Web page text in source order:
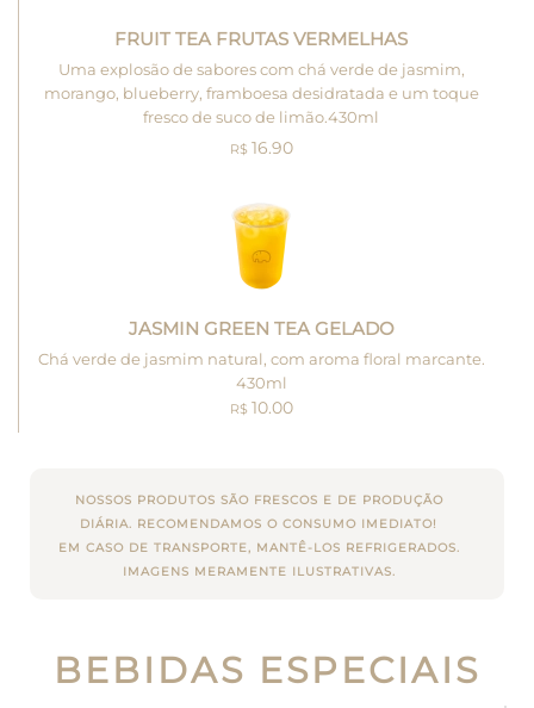
FRUIT TEA FRUTAS VERMELHAS
Uma explosão de sabores com chá verde de jasmim,
morango, blueberry, framboesa desidratada e um toque
fresco de suco de limão.430ml
R$ 16.90
JASMIN GREEN TEA GELADO
Chá verde de jasmim natural, com aroma floral marcante.
430ml
R$ 10.00
NOSSOS PRODUTOS SÃO FRESCOS E DE PRODUÇÃO
DIÁRIA. RECOMENDAMOS O CONSUMO IMEDIATO!
EM CASO DE TRANSPORTE, MANTÊ-LOS REFRIGERADOS.
IMAGENS MERAMENTE ILUSTRATIVAS.
BEBIDAS ESPECIAIS